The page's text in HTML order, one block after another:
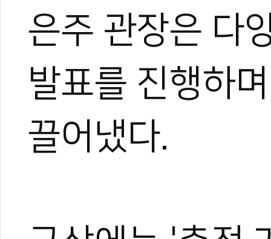
은주 관장은 다
발표를 진행하
끌어냈다.